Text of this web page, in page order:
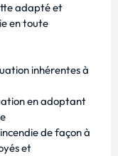
adapté et
en toute
inhérentes à
en adoptant
de façon à
et